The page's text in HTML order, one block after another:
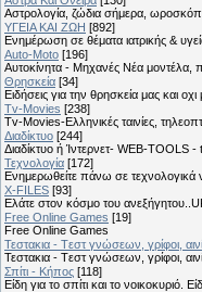
Αστρολογία, ζώδια σήμερα,
ΥΓΕΙΑ ΚΑΙ ΖΩΗ [892]
Eνημέρωση σε θέματα ιατρικής &
Auto-Moto [196]
Αυτοκίνητα - Μηχανές Νέα
Θρησκεία [34]
Ειδήσεις για την θρησκεία μας και οχι
Tv-Movies [238]
Tv-Movies-Ελληνικές ταινίες,
Διαδίκτυο [244]
Διαδίκτυο ή Ίντερνετ- WEB-
Τεχνολογία [172]
Ενημερωθείτε πάνω σε τεχνολογικά
X-FILES [93]
Ελάτε στον κόσμο του
Free Online Games [19]
Free Online Games
Τεστακια - Tεστ γνώσεων, γρίφοι,
Τεστακια - Tεστ γνώσεων, γρίφοι,
Σπίτι - Κήπος [118]
Είδη για το σπίτι και το